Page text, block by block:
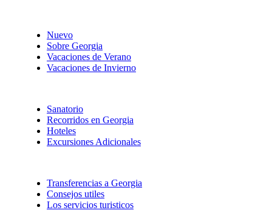
Nuevo
Sobre Georgia
Vacaciones de Verano
Vacaciones de Invierno
Sanatorio
Recorridos en Georgia
Hoteles
Excursiones Adicionales
Transferencias a Georgia
Consejos utiles
Los servicios turisticos